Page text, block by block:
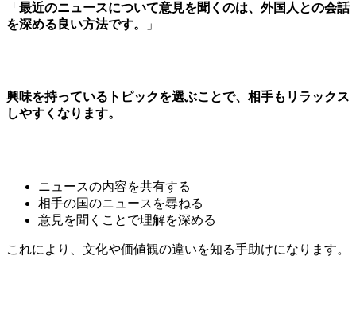
「 最近のニュースについて意見を聞くのは、外国人との会話
を深める良い方法です。
」
興味を持っているトピックを選ぶことで、相手もリラックス
しやすくなります。
ニュースの内容を共有する
相手の国のニュースを尋ねる
意見を聞くことで理解を深める
これにより、文化や価値観の違いを知る手助けになります。